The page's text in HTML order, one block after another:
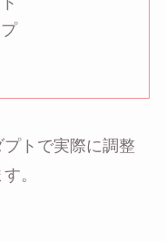
トで実際に調整
。